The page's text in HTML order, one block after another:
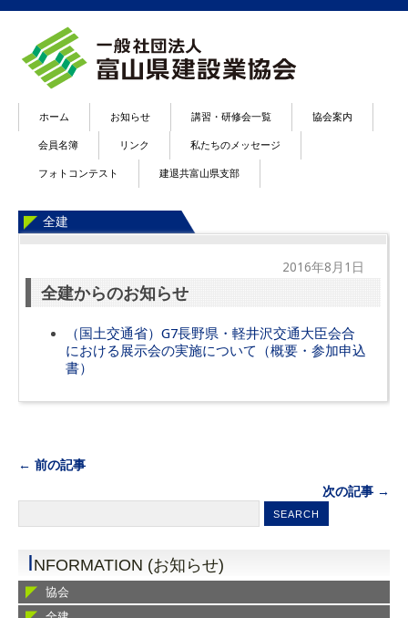
ホーム お知らせ 講習・研修会一覧 協会案内
会員名簿 リンク 私たちのメッセージ
フォトコンテスト 建退共富山県支部
全建
2016年8月1日
全建からのお知らせ
（国土交通省）G7長野県・軽井沢交通大臣会合
における展示会の実施について（概要・参加申込
書）
← 前の記事
次の記事 →
INFORMATION (お知らせ)
協会